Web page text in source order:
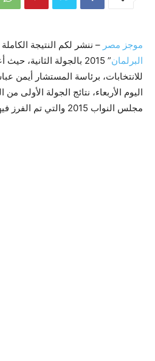
موجز مصر – ننشر لكم النتيجة الكاملة
البرلمان
” 2015 بالجولة الثانية،
للانتخابات، برئاسة المستشار أيمن
اليوم الأربعاء، نتائج الجولة الأولى من
مجلس النواب 2015 والتي تم الفرز فيها بـ 13 محافظة.